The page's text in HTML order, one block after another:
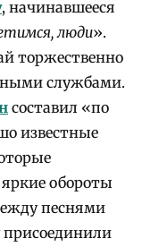
, начинавшееся
люди».
торжественно
службами.
составил «по
известные
обороты
песнями
присоединили